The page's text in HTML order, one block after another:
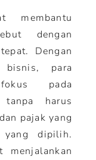
membantu
dengan
Dengan
bisnis, para
pada
tanpa harus
pajak yang
dipilih.
menjalankan